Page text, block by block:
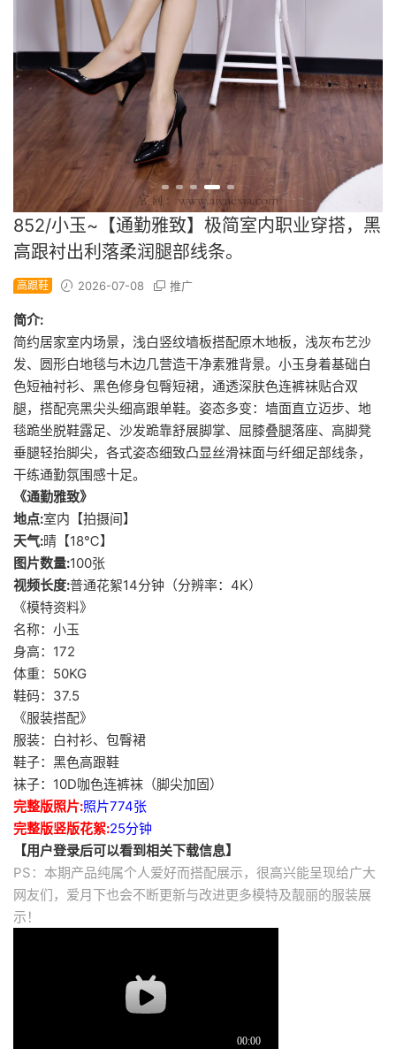
852/小玉~【通勤雅致】极简室内职业穿搭，黑
高跟衬出利落柔润腿部线条。
高跟鞋 2026-07-08 推广
简介:
简约居家室内场景，浅白竖纹墙板搭配原木地板，浅灰布艺沙
发、圆形白地毯与木边几营造干净素雅背景。小玉身着基础白
色短袖衬衫、黑色修身包臀短裙，通透深肤色连裤袜贴合双
腿，搭配亮黑尖头细高跟单鞋。姿态多变：墙面直立迈步、地
毯跪坐脱鞋露足、沙发跪靠舒展脚掌、屈膝叠腿落座、高脚凳
垂腿轻抬脚尖，各式姿态细致凸显丝滑袜面与纤细足部线条，
干练通勤氛围感十足。
《通勤雅致》
地点:室内【拍摄间】
天气:晴【18℃】
图片数量:100张
视频长度:普通花絮14分钟（分辨率：4K）
《模特资料》
名称：小玉
身高：172
体重：50KG
鞋码：37.5
《服装搭配》
服装：白衬衫、包臀裙
鞋子：黑色高跟鞋
袜子：10D咖色连裤袜（脚尖加固）
完整版照片:照片774张
完整版竖版花絮:25分钟
【用户登录后可以看到相关下载信息】
PS：本期产品纯属个人爱好而搭配展示，很高兴能呈现给广大
网友们，爱月下也会不断更新与改进更多模特及靓丽的服装展
示！